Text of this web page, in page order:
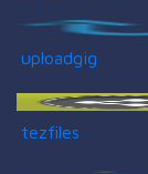
uploadgig
tezfiles